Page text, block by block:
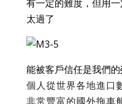
有一定的難度，但用
太過了
能被客戶信任是我們的
個人從世界各地進口
非常豐富的國外拖車